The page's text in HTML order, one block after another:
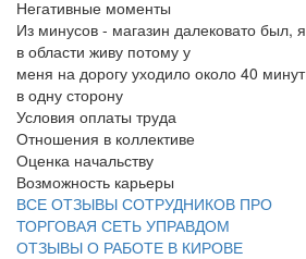
Негативные моменты
Из минусов - магазин далековато был, я
в области живу потому у
меня на дорогу уходило около 40 минут
в одну сторону
Условия оплаты труда
Отношения в коллективе
Оценка начальству
Возможность карьеры
ВСЕ ОТЗЫВЫ СОТРУДНИКОВ ПРО
ТОРГОВАЯ СЕТЬ УПРАВДОМ
ОТЗЫВЫ О РАБОТЕ В КИРОВЕ